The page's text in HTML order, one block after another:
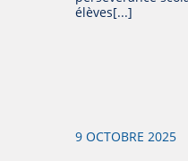
élèves[...]
9 OCTOBRE 2025